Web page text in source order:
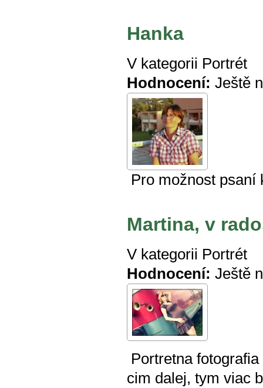
Hanka
V kategorii Portrét
Hodnocení: Ještě
Pro možnost
Martina, v
V kategorii Portrét
Hodnocení: Ještě
Portretna
cim dalej, tym viac